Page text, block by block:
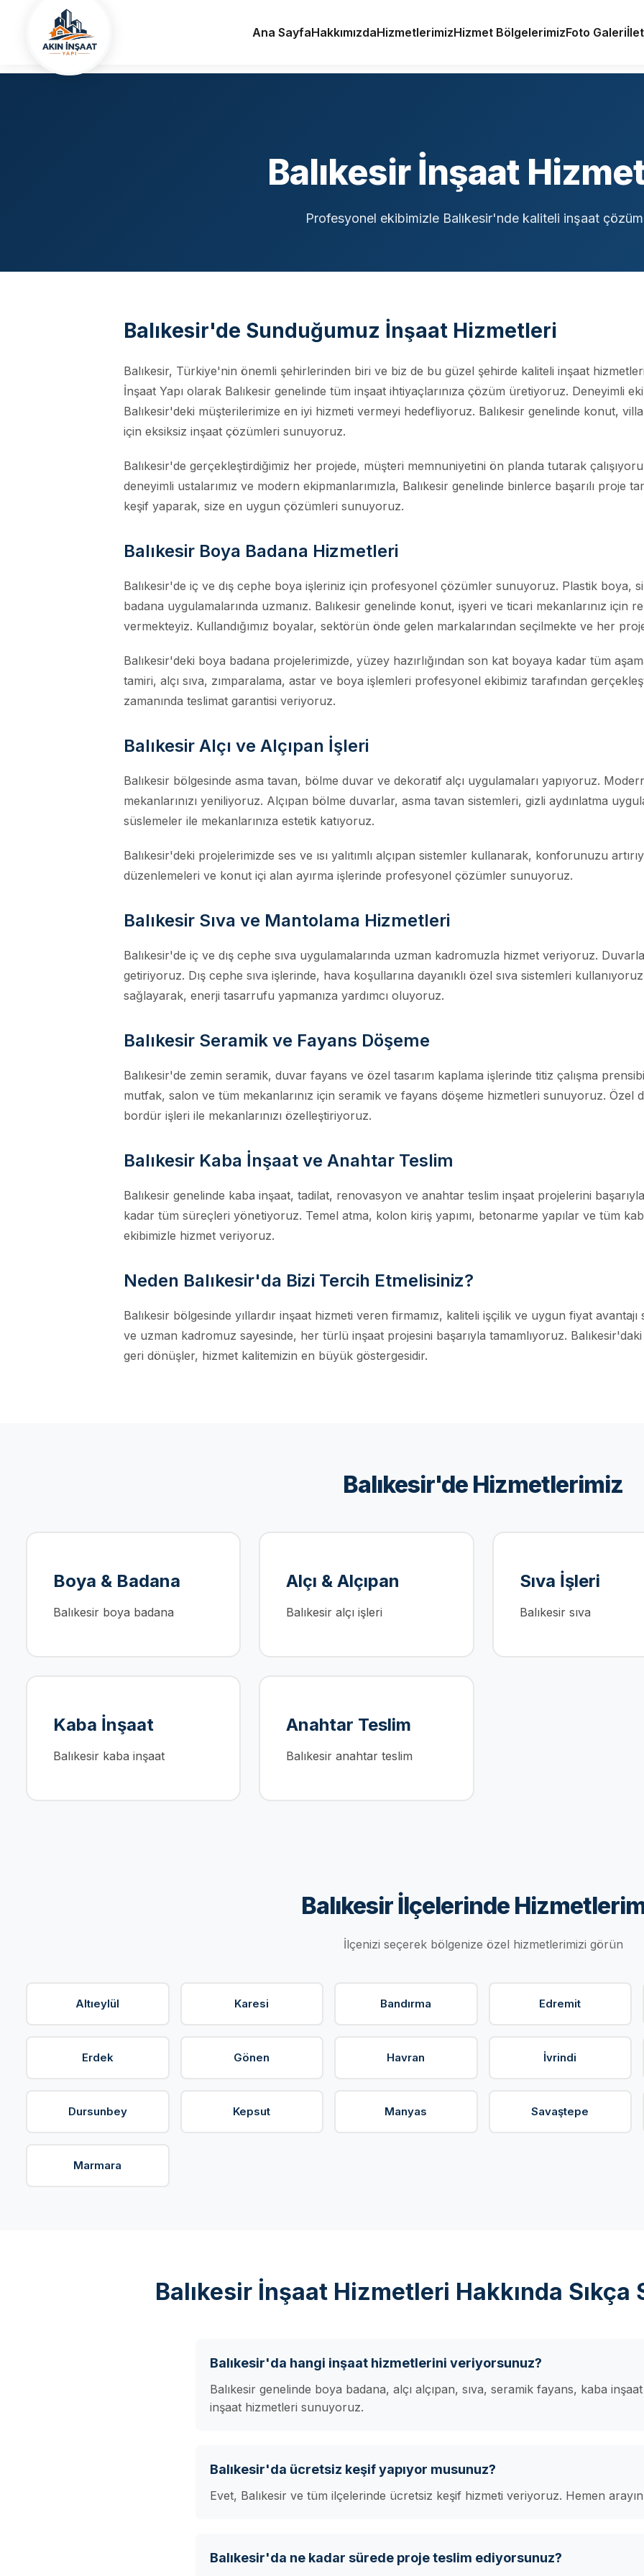
Ana SayfaHakkımızdaHizmetlerimizHizmet BölgelerimizFoto Galeri
Ana Sayfa Hizmet Bölgelerimiz
Balıkesir İnşaat
Profesyonel ekibimizle Balıkesir'nde kaliteli inşaat
Balıkesir'de Sunduğumuz İnşaat Hizmetleri
Balıkesir, Türkiye'nin önemli şehirlerinden biri ve biz de bu güzel şehirde kaliteli inşaat
İnşaat Yapı olarak Balıkesir genelinde tüm inşaat ihtiyaçlarınıza çözüm üretiyoruz. Deneyimli
Balıkesir'deki müşterilerimize en iyi hizmeti vermeyi hedefliyoruz. Balıkesir genelinde konut,
için eksiksiz inşaat çözümleri sunuyoruz.
Balıkesir'de gerçekleştirdiğimiz her projede, müşteri memnuniyetini ön planda tutarak
deneyimli ustalarımız ve modern ekipmanlarımızla, Balıkesir genelinde binlerce başarılı proje
keşif yaparak, size en uygun çözümleri sunuyoruz.
Balıkesir Boya Badana Hizmetleri
Balıkesir'de iç ve dış cephe boya işleriniz için profesyonel çözümler sunuyoruz. Plastik boya,
badana uygulamalarında uzmanız. Balıkesir genelinde konut, işyeri ve ticari mekanlarınız için
vermekteyiz. Kullandığımız boyalar, sektörün önde gelen markalarından seçilmekte ve her
Balıkesir'deki boya badana projelerimizde, yüzey hazırlığından son kat boyaya kadar tüm
tamiri, alçı sıva, zımparalama, astar ve boya işlemleri profesyonel ekibimiz tarafından
zamanında teslimat garantisi veriyoruz.
Balıkesir Alçı ve Alçıpan İşleri
Balıkesir bölgesinde asma tavan, bölme duvar ve dekoratif alçı uygulamaları yapıyoruz.
mekanlarınızı yeniliyoruz. Alçıpan bölme duvarlar, asma tavan sistemleri, gizli aydınlatma
süslemeler ile mekanlarınıza estetik katıyoruz.
Balıkesir'deki projelerimizde ses ve ısı yalıtımlı alçıpan sistemler kullanarak, konforunuzu
düzenlemeleri ve konut içi alan ayırma işlerinde profesyonel çözümler sunuyoruz.
Balıkesir Sıva ve Mantolama Hizmetleri
Balıkesir'de iç ve dış cephe sıva uygulamalarında uzman kadromuzla hizmet veriyoruz.
getiriyoruz. Dış cephe sıva işlerinde, hava koşullarına dayanıklı özel sıva sistemleri
sağlayarak, enerji tasarrufu yapmanıza yardımcı oluyoruz.
Balıkesir Seramik ve Fayans Döşeme
Balıkesir'de zemin seramik, duvar fayans ve özel tasarım kaplama işlerinde titiz çalışma
mutfak, salon ve tüm mekanlarınız için seramik ve fayans döşeme hizmetleri sunuyoruz. Özel
bordür işleri ile mekanlarınızı özelleştiriyoruz.
Balıkesir Kaba İnşaat ve Anahtar Teslim
Balıkesir genelinde kaba inşaat, tadilat, renovasyon ve anahtar teslim inşaat projelerini
kadar tüm süreçleri yönetiyoruz. Temel atma, kolon kiriş yapımı, betonarme yapılar ve tüm
ekibimizle hizmet veriyoruz.
Neden Balıkesir'da Bizi Tercih Etmelisiniz?
Balıkesir bölgesinde yıllardır inşaat hizmeti veren firmamız, kaliteli işçilik ve uygun fiyat
ve uzman kadromuz sayesinde, her türlü inşaat projesini başarıyla tamamlıyoruz. Balıkesir'daki
geri dönüşler, hizmet kalitemizin en büyük göstergesidir.
Balıkesir'de Hizmetlerimiz
Boya & Badana
Balıkesir boya badana
Alçı & Alçıpan
Balıkesir alçı işleri
Sıva İşleri
Balıkesir sıva
Kaba İnşaat
Balıkesir kaba inşaat
Anahtar Teslim
Balıkesir anahtar teslim
Balıkesir İlçelerinde
İlçenizi seçerek bölgenize özel hizmetlerimizi görün
Altıeylül Karesi Bandırma Edremit
Erdek Gönen Havran İvrindi
Dursunbey Kepsut Manyas Savaştepe
Marmara
Balıkesir İnşaat Hizmetleri Hakkında
Balıkesir'da hangi inşaat hizmetlerini veriyorsunuz?
Balıkesir genelinde boya badana, alçı alçıpan, sıva, seramik fayans, kaba
inşaat hizmetleri sunuyoruz.
Balıkesir'da ücretsiz keşif yapıyor musunuz?
Evet, Balıkesir ve tüm ilçelerinde ücretsiz keşif hizmeti veriyoruz. Hemen
Balıkesir'da ne kadar sürede proje teslim ediyorsunuz?